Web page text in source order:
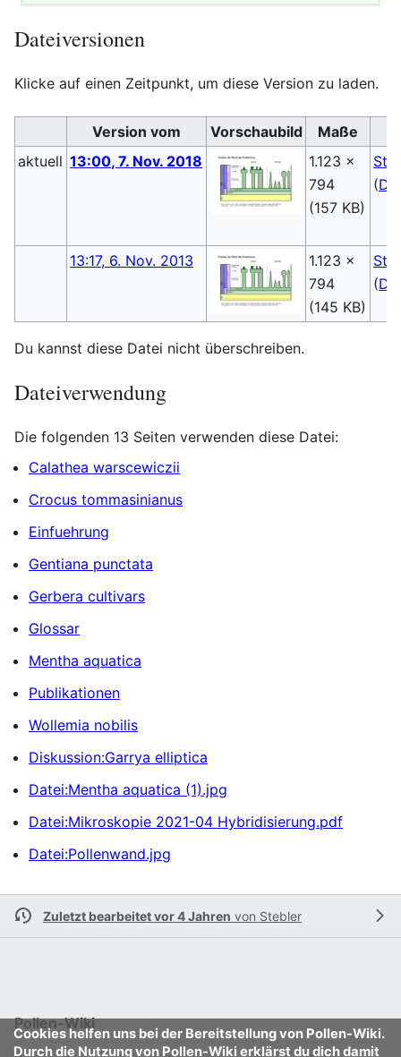
Dateiversionen
Klicke auf einen Zeitpunkt, um diese Version zu laden.
Version vom Vorschaubild
Maße
aktuell 13:00, 7. Nov. 2018
1.123 ×
794
(157 KB)
(
13:17, 6. Nov. 2013
1.123 ×
794
(145 KB)
(
Du kannst diese Datei nicht überschreiben.
Dateiverwendung
Die folgenden 13 Seiten verwenden diese Datei:
Calathea warscewiczii
Crocus tommasinianus
Einfuehrung
Gentiana punctata
Gerbera cultivars
Glossar
Mentha aquatica
Publikationen
Wollemia nobilis
Diskussion:Garrya elliptica
Datei:Mentha aquatica (1).jpg
Datei:Mikroskopie 2021-04 Hybridisierung.pdf
Datei:Pollenwand.jpg
Zuletzt bearbeitet vor 4 Jahren von Stebler
Cookies helfen uns bei der Bereitstellung von Pollen-Wiki.
Durch die Nutzung von Pollen-Wiki erklärst du dich damit
Pollen-Wiki